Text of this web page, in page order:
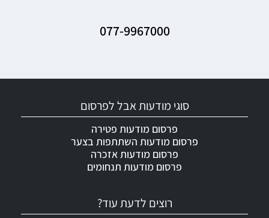
077-9967000
רוצים לדעת עוד?
סוגי מודעות אבל לפרסום
פרסום מודעות פטירה
פרסום מודעות השתתפות בצער
פרסום מודעות אזכרה
פרסום מודעות תנחומים